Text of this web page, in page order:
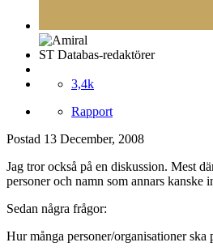
ST Databas-redaktörer
3,4k
Rapport
Postad 13 December, 2008
Jag tror också på en diskussion. Mest
personer och namn som annars kanske
Sedan några frågor:
Hur många personer/organisationer ska